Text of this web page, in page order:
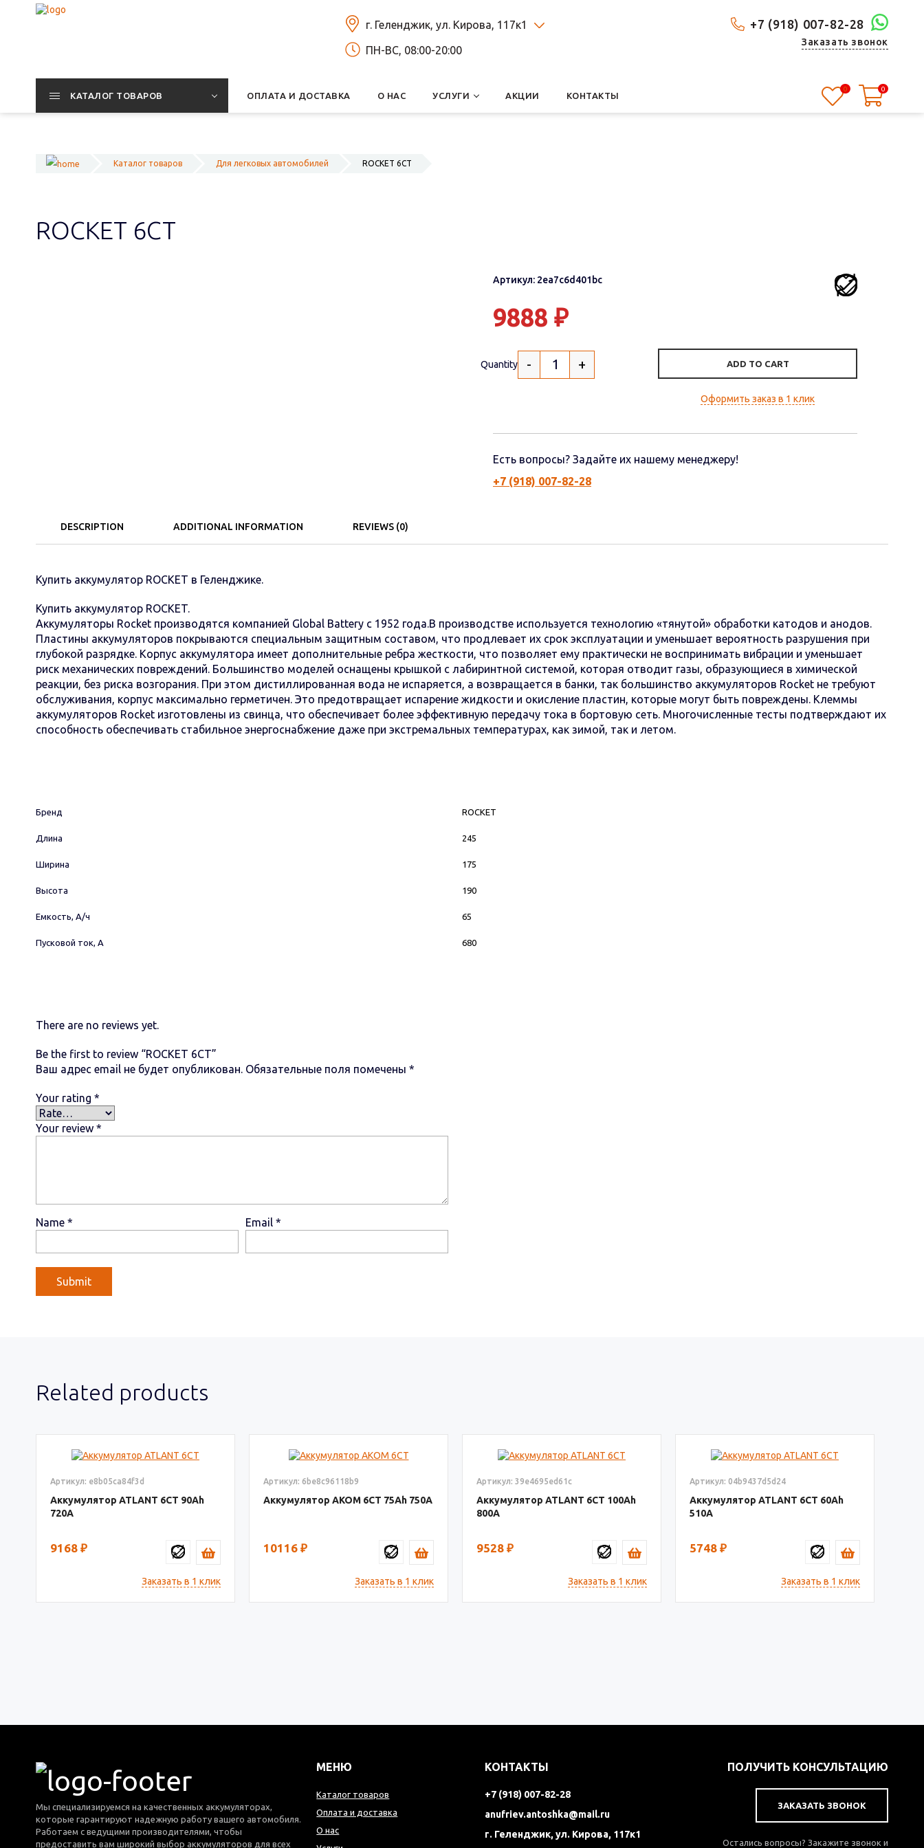
+7 (918) 007-82-28
Заказать звонок
г. Геленджик, ул. Кирова, 117к1
ПН-ВС, 08:00-20:00
КАТАЛОГ ТОВАРОВ ОПЛАТА И ДОСТАВКА О НАС УСЛУГИ АКЦИИ КОНТАКТЫ
0 0
Каталог товаров Для легковых автомобилей ROCKET 6СТ
ROCKET 6СТ
Артикул: 2ea7c6d401bc
9888 ₽
Quantity - + ADD TO CART
Оформить заказ в 1 клик
Есть вопросы? Задайте их нашему менеджеру!
+7 (918) 007-82-28
DESCRIPTION ADDITIONAL INFORMATION REVIEWS (0)
Купить аккумулятор ROCKET в Геленджике.
Купить аккумулятор ROCKET.
Аккумуляторы Rocket производятся компанией Global Battery с 1952 года.В производстве используется технологию «тянутой» обработки катодов и анодов.
Пластины аккумуляторов покрываются специальным защитным составом, что продлевает их срок эксплуатации и уменьшает вероятность разрушения при
глубокой разрядке. Корпус аккумулятора имеет дополнительные ребра жесткости, что позволяет ему практически не воспринимать вибрации и уменьшает
риск механических повреждений. Большинство моделей оснащены крышкой с лабиринтной системой, которая отводит газы, образующиеся в химической
реакции, без риска возгорания. При этом дистиллированная вода не испаряется, а возвращается в банки, так большинство аккумуляторов Rocket не требуют
обслуживания, корпус максимально герметичен. Это предотвращает испарение жидкости и окисление пластин, которые могут быть повреждены. Клеммы
аккумуляторов Rocket изготовлены из свинца, что обеспечивает более эффективную передачу тока в бортовую сеть. Многочисленные тесты подтверждают их
способность обеспечивать стабильное энергоснабжение даже при экстремальных температурах, как зимой, так и летом.
Бренд ROCKET
Длина 245
Ширина 175
Высота 190
Емкость, А/ч 65
Пусковой ток, А 680
There are no reviews yet.
Be the first to review “ROCKET 6СТ”
Ваш адрес email не будет опубликован. Обязательные поля помечены *
Your rating *
Your review *
Name * Email *
Related products
Артикул: e8b05ca84f3d
Аккумулятор ATLANT 6СТ 90
720
9168 ₽
Заказать в 1 клик
Артикул: 6be8c96118b9
Аккумулятор AКОМ 6СТ 75 750
10116 ₽
Заказать в 1 клик
Артикул: 39e4695ed61c
Аккумулятор ATLANT 6СТ 100
800
9528 ₽
Заказать в 1 клик
Артикул: 04b9437d5d24
Аккумулятор ATLANT 6СТ 60
510
5748 ₽
Заказать в 1 клик
Мы специализируемся на качественных аккумуляторах,
которые гарантируют надежную работу вашего автомобиля.
Работаем с ведущими производителями, чтобы
предоставить вам широкий выбор аккумуляторов для всех
МЕНЮ
Каталог товаров
Оплата и доставка
О нас
КОНТАКТЫ
+7 (918) 007-82-28
anufriev.antoshka@mail.ru
г. Геленджик, ул. Кирова, 117к1
ПОЛУЧИТЬ КОНСУЛЬТАЦИЮ
ЗАКАЗАТЬ ЗВОНОК
Остались вопросы? Закажите звонок и